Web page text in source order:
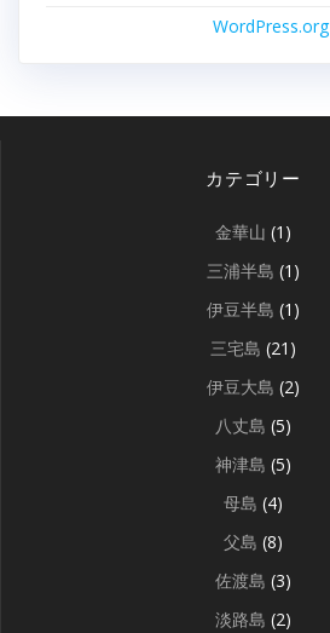
WordPress.org
カテゴリー
金華山 (1)
三浦半島 (1)
伊豆半島 (1)
三宅島 (21)
伊豆大島 (2)
八丈島 (5)
神津島 (5)
母島 (4)
父島 (8)
佐渡島 (3)
淡路島 (2)